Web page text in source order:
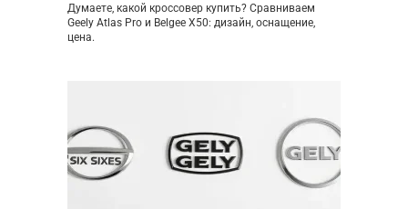
Думаете, какой кроссовер купить? Сравниваем
Geely Atlas Pro и Belgee X50: дизайн, оснащение,
цена.